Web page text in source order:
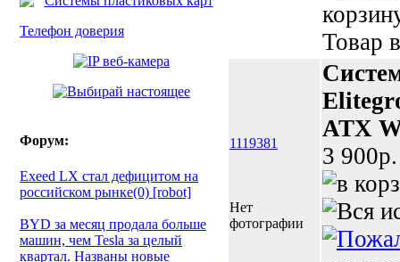
Телефон доверия
Форум:
Exeed LX стал дефицитом на
российском рынке(0) [robot]
BYD за месяц продала больше
машин, чем Tesla за целый
квартал. Названы новые
Товар
1119381
Нет
фотографии
ATX
3 900p.